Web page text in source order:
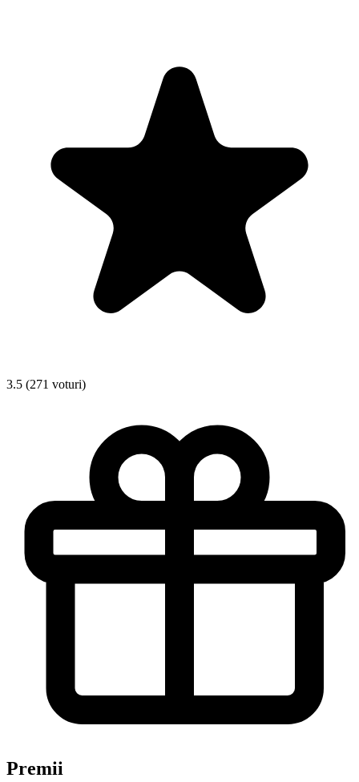
3.5 (271 voturi)
Premii